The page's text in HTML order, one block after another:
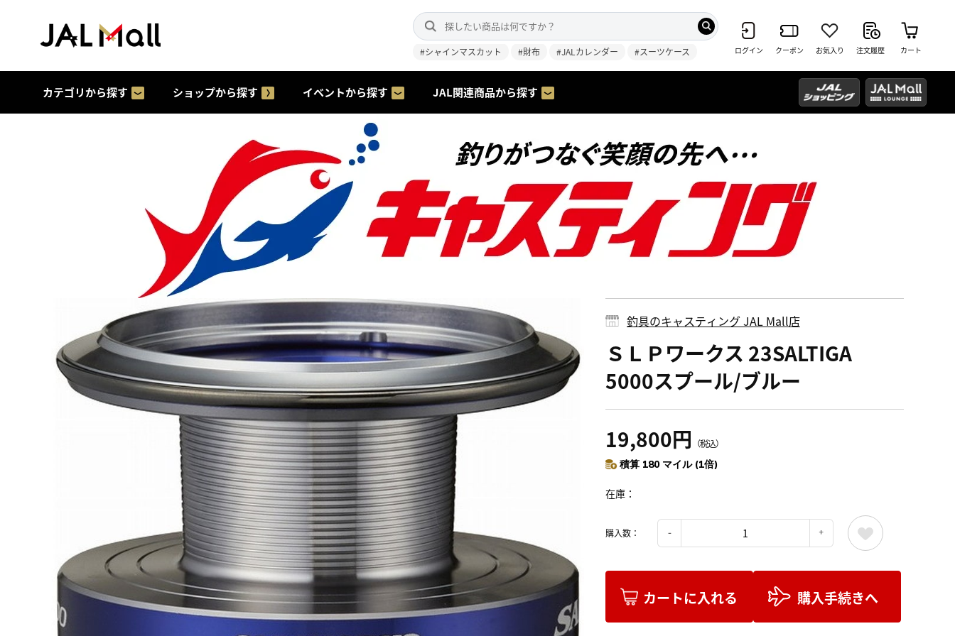
#シャインマスカット #財布 #JALカレンダー #スーツケース ログイン クーポン お気入り 注文履歴 カート
カテゴリから探す ショップから探す イベントから探す JAL関連商品から探す
釣具のキャスティング JAL Mall店
ＳＬＰワークス 23SALTIGA
5000スプール/ブルー
19,800円 （税込）
積算 180 マイル (1倍)
在庫
購入数：
カートに入れる 購入手続きへ